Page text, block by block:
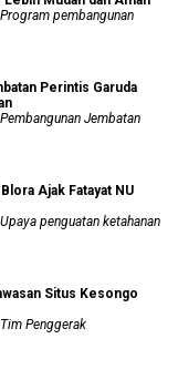
pembangunan
Perintis Garuda
Jembatan
Ajak Fatayat NU
penguatan ketahanan
Situs Kesongo
Penggerak